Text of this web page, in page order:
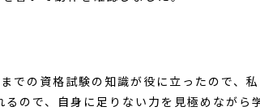
の資格試験の知識が役に立ったので、
ので、自身に足りない力を見極めながら